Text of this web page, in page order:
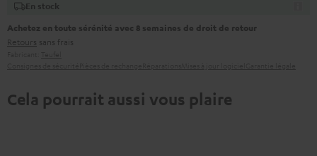
En stock
Achetez en toute sérénité avec 8 semaines de droit de retour
Retours sans frais
Cela pourrait aussi vous plaire